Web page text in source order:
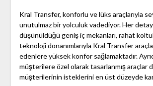
Kral Transfer, konforlu ve lüks araçlarıyla
unutulmaz bir yolculuk vadediyor. Her
düşünüldüğü geniş iç mekanları, rahat
teknoloji donanımlarıyla Kral Transfer
edenlere yüksek konfor sağlamaktadır.
müşterilere özel olarak tasarlanmış araçlar
müşterilerinin isteklerini en üst düzeyde